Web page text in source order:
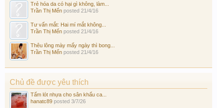
Trẻ hóa da có hại gì không, làm...
Trần Thị Mến posted 21/4/16
Tư vấn mắt: Hai mí mắt không...
Trần Thị Mến posted 21/4/16
Thêu lông mày mấy ngày thì bong...
Trần Thị Mến posted 21/4/16
Chủ đề được yêu thích
Tấm lót nhựa cho sân khấu ca...
hanatc89 posted 3/7/26